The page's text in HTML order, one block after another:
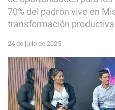
70% del padrón vive en
transformación
24 de julio de 2025